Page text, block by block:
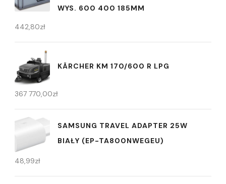
WYS. 600 400 185MM
442,80zł
KÄRCHER KM 170/600 R LPG
367 770,00zł
SAMSUNG TRAVEL ADAPTER 25W
BIAŁY (EP-TA800NWEGEU)
48,99zł